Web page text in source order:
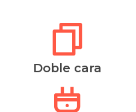
Doble cara